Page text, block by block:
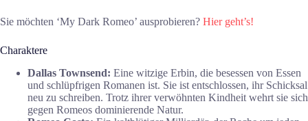
Sie möchten ‘My Dark Romeo’ ausprobieren? Hier geht’s!
Charaktere
Dallas Townsend: Eine witzige Erbin, die besessen von Essen
und schlüpfrigen Romanen ist. Sie ist entschlossen, ihr Schicksal
neu zu schreiben. Trotz ihrer verwöhnten Kindheit wehrt sie sich
gegen Romeos dominierende Natur.